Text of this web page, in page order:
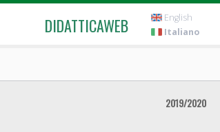
DIDATTICAWEB
English
Italiano
2019/2020